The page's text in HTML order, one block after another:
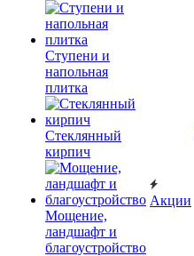
Ступени и
напольная
плитка
Cтеклянный
кирпич
Мощение,
ландшафт и
благоустройство
Акции